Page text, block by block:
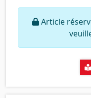
Article